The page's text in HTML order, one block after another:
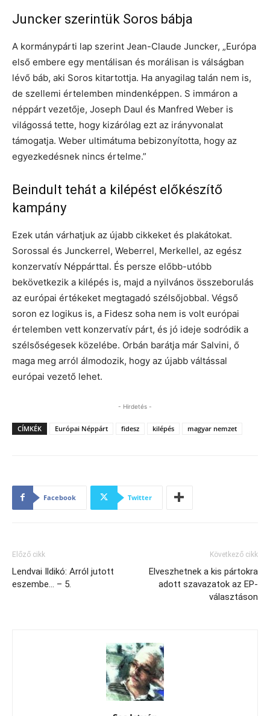
Juncker szerintük Soros bábja
A kormánypárti lap szerint Jean-Claude Juncker, „Európa
első embere egy mentálisan és morálisan is válságban
lévő báb, aki Soros kitartottja. Ha anyagilag talán nem is,
de szellemi értelemben mindenképpen. S immáron a
néppárt ­vezetője, Joseph Daul és Manfred Weber is
világossá tette, hogy kizárólag ezt az irányvonalat
támogatja. Weber ultimátuma bebizonyította, hogy az
egyezkedésnek nincs értelme.”
Beindult tehát a kilépést előkészítő
kampány
Ezek után várhatjuk az újabb cikkeket és plakátokat.
Sorossal és Junckerrel, Weberrel, Merkellel, az egész
konzervatív Néppárttal. És persze előbb-utóbb
bekövetkezik a kilépés is, majd a nyilvános összeborulás
az európai értékeket megtagadó szélsőjobbal. Végső
soron ez logikus is, a Fidesz soha nem is volt európai
értelemben vett konzervatív párt, és jó ideje sodródik a
szélsőségesek közelébe. Orbán barátja már Salvini, ő
maga meg arról álmodozik, hogy az újabb váltással
európai vezető lehet.
- Hirdetés -
CÍMKÉK Európai Néppárt fidesz kilépés magyar nemzet
Facebook Twitter
Előző cikk
Lendvai Ildikó: Arról jutott
eszembe… – 5.
Következő cikk
Elveszhetnek a kis pártokra
adott szavazatok az EP-
választáson